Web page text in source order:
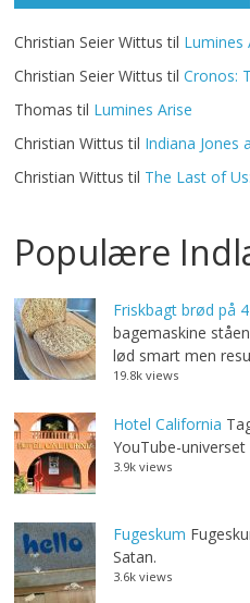
Christian Seier Wittus til Lumines
Christian Seier Wittus tilCronos:
Thomas til Lumines Arise
Christian Wittus til Indiana Jones
Christian Wittus til The Last of
Populære
Friskbagt brød på
bagemaskine
lød smart men
19.8k views
Hotel California
YouTube-
3.9k views
Fugeskum
Satan.
3.6k views